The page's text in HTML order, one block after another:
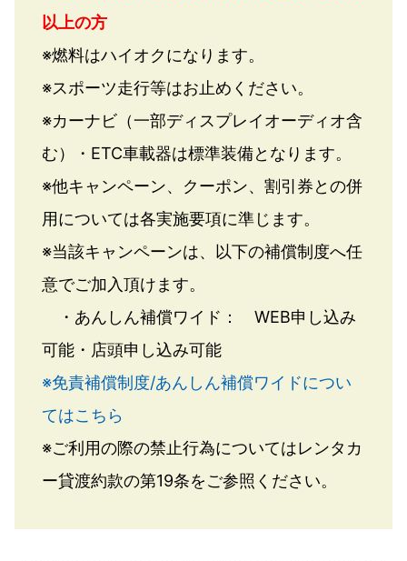
以上の方
※燃料はハイオクになります。
※スポーツ走行等はお止めください。
※カーナビ（一部ディスプレイオーディオ含
む）・ETC車載器は標準装備となります。
※他キャンペーン、クーポン、割引券との併
用については各実施要項に準じます。
※当該キャンペーンは、以下の補償制度へ任
意でご加入頂けます。
・あんしん補償ワイド： WEB申し込み
可能・店頭申し込み可能
※免責補償制度/あんしん補償ワイドについ
てはこちら
※ご利用の際の禁止行為についてはレンタカ
ー貸渡約款の第19条をご参照ください。